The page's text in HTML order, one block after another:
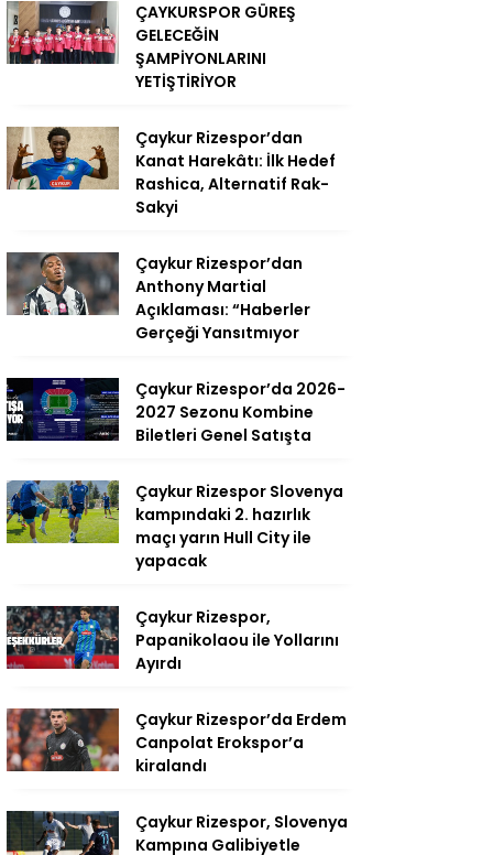
ÇAYKURSPOR GÜREŞ
GELECEĞİN
ŞAMPİYONLARINI
YETİŞTİRİYOR
Çaykur Rizespor’dan
Kanat Harekâtı: İlk Hedef
Rashica, Alternatif Rak-
Sakyi
Çaykur Rizespor’dan
Anthony Martial
Açıklaması: “Haberler
Gerçeği Yansıtmıyor
Çaykur Rizespor’da 2026-
2027 Sezonu Kombine
Biletleri Genel Satışta
Çaykur Rizespor Slovenya
kampındaki 2. hazırlık
maçı yarın Hull City ile
yapacak
Çaykur Rizespor,
Papanikolaou ile Yollarını
Ayırdı
Çaykur Rizespor’da Erdem
Canpolat Erokspor’a
kiralandı
Çaykur Rizespor, Slovenya
Kampına Galibiyetle